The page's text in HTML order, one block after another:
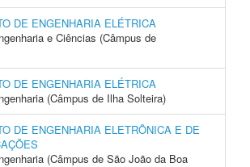
DE ENGENHARIA ELÉTRICA
e Ciências (Câmpus de
DE ENGENHARIA ELÉTRICA
(Câmpus de Ilha Solteira)
DE ENGENHARIA ELETRÔNICA E DE
(Câmpus de São João da Boa